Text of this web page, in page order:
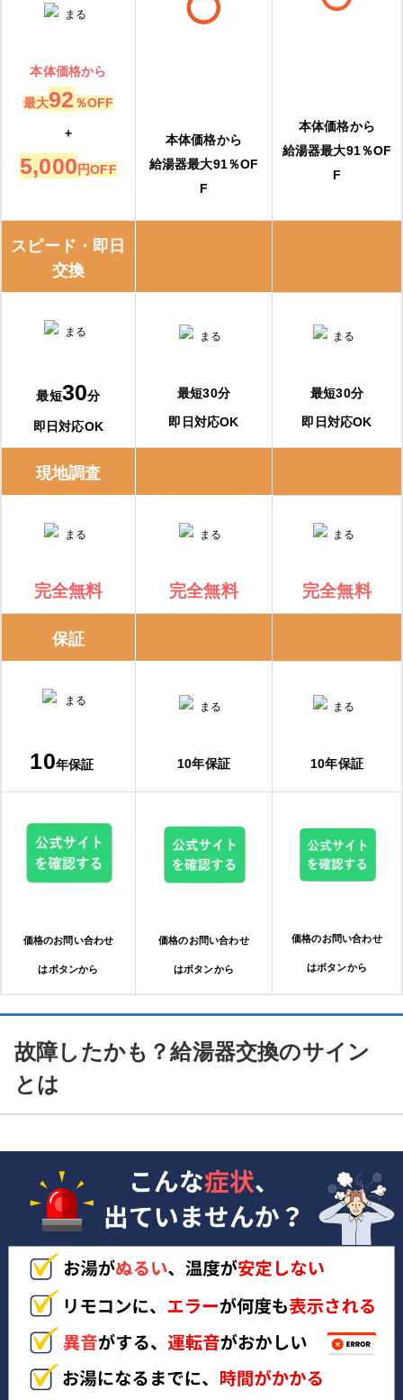
本体価格から
最大92 ％OFF
+
5,000円OFF
本体価格から
給湯器最大91％OF
F
本体価格から
給湯器最大91％OF
F
スピード・即日
交換
最短30分
即日対応OK
最短30分
即日対応OK
最短30分
即日対応OK
現地調査
完全無料 完全無料 完全無料
保証
10年保証 10年保証 10年保証
価格のお問い合わせ
はボタンから
価格のお問い合わせ
はボタンから
価格のお問い合わせ
はボタンから
故障したかも？給湯器交換のサイン
とは